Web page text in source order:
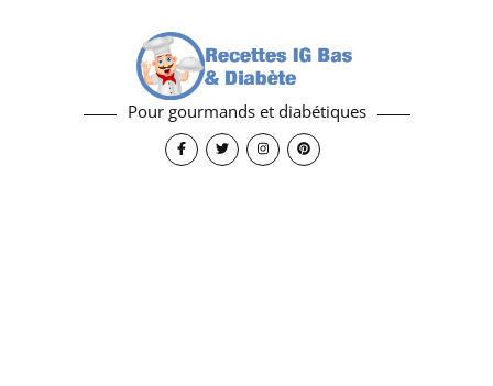
Pour gourmands et diabétiques